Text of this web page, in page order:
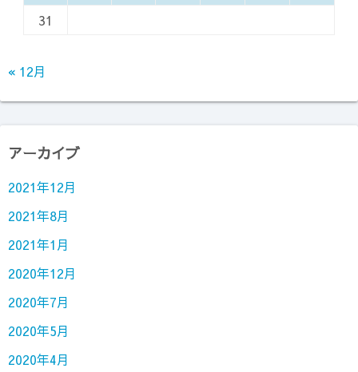
31
« 12月
アーカイブ
2021年12月
2021年8月
2021年1月
2020年12月
2020年7月
2020年5月
2020年4月